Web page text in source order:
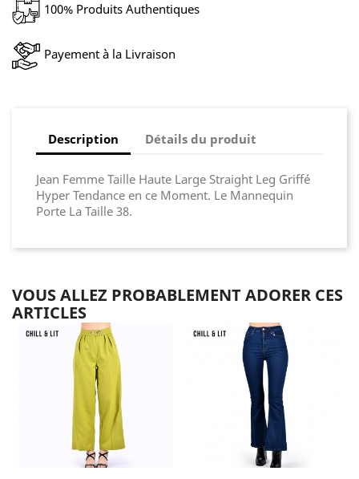
100% Produits Authentiques
Payement à la Livraison
Description Détails du produit
Jean Femme Taille Haute Large Straight Leg Griffé
Hyper Tendance en ce Moment. Le Mannequin
Porte La Taille 38.
VOUS ALLEZ PROBABLEMENT ADORER CES
ARTICLES